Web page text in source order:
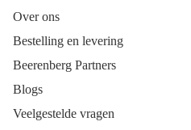
Over ons
Bestelling en levering
Beerenberg Partners
Blogs
Veelgestelde vragen